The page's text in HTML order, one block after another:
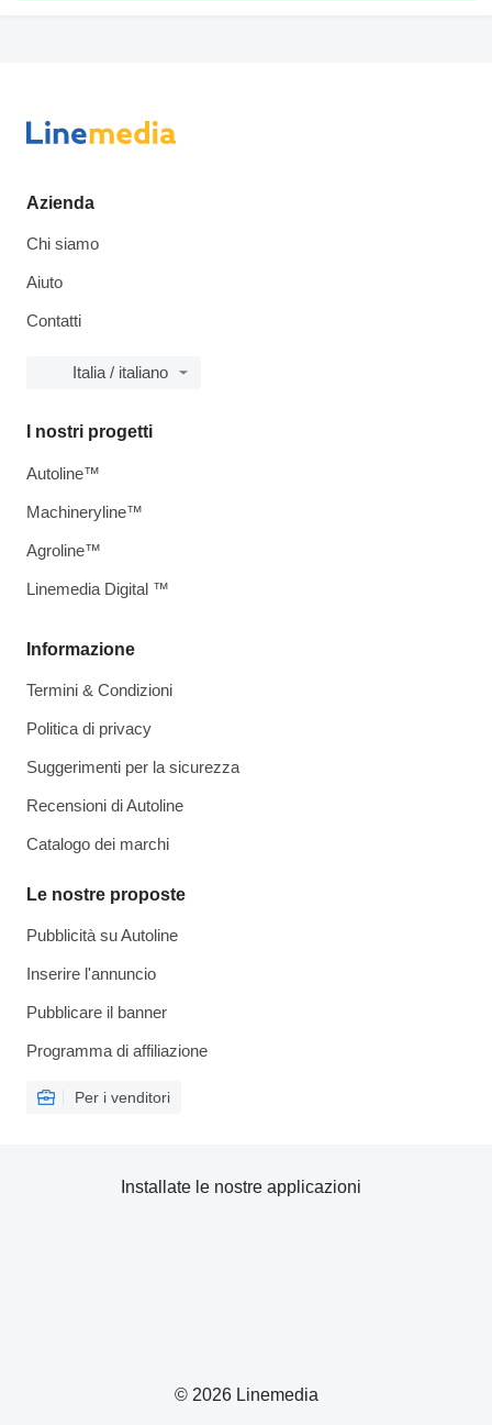
Azienda
Chi siamo
Aiuto
Contatti
Italia / italiano
Informazione
Termini & Condizioni
Politica di privacy
Suggerimenti per la sicurezza
Recensioni di Autoline
Catalogo dei marchi
Le nostre proposte
Pubblicità su Autoline
Inserire l'annuncio
Pubblicare il banner
Programma di affiliazione
Per i venditori
I nostri progetti
Autoline™
Machineryline™
Agroline™
Linemedia Digital ™
© 2026 Linemedia
Installate le nostre applicazioni